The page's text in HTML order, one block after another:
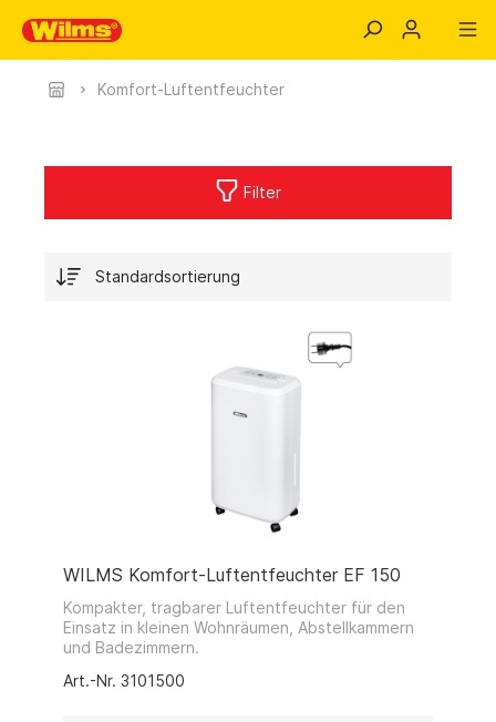
Komfort-Luftentfeuchter
Filter
WILMS Komfort-Luftentfeuchter EF 150
Kompakter, tragbarer Luftentfeuchter für den
Einsatz in kleinen Wohnräumen, Abstellkammern
und Badezimmern.
Art.-Nr. 3101500